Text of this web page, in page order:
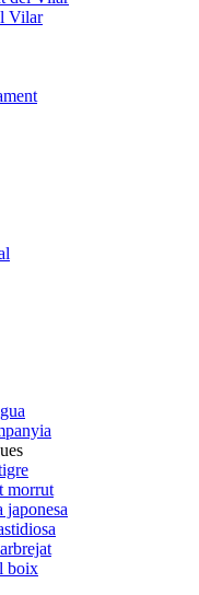
Vilar
morrut
japonesa
boix